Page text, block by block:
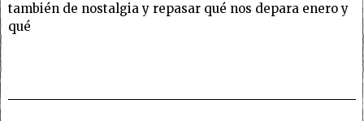
también de nostalgia y repasar qué nos depara enero y
qué